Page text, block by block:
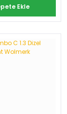
Ekle